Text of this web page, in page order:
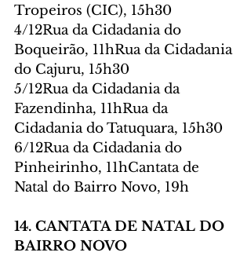
Tropeiros (CIC), 15h30
4/12Rua da Cidadania do
Boqueirão, 11hRua da Cidadania
do Cajuru, 15h30
5/12Rua da Cidadania da
Fazendinha, 11hRua da
Cidadania do Tatuquara, 15h30
6/12Rua da Cidadania do
Pinheirinho, 11hCantata de
Natal do Bairro Novo, 19h
14. CANTATA DE NATAL DO
BAIRRO NOVO